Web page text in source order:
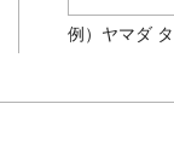
例）ヤマダ